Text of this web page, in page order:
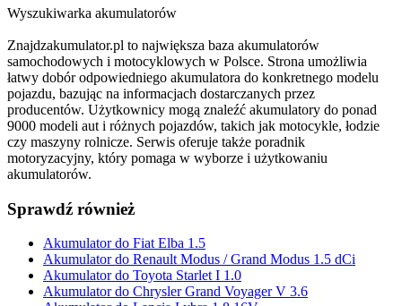
Wyszukiwarka akumulatorów
Znajdzakumulator.pl to największa baza akumulatorów
samochodowych i motocyklowych w Polsce. Strona umożliwia
łatwy dobór odpowiedniego akumulatora do konkretnego modelu
pojazdu, bazując na informacjach dostarczanych przez
producentów. Użytkownicy mogą znaleźć akumulatory do ponad
9000 modeli aut i różnych pojazdów, takich jak motocykle, łodzie
czy maszyny rolnicze. Serwis oferuje także poradnik
motoryzacyjny, który pomaga w wyborze i użytkowaniu
akumulatorów.
Sprawdź również
Akumulator do Fiat Elba 1.5
Akumulator do Renault Modus / Grand Modus 1.5 dCi
Akumulator do Toyota Starlet I 1.0
Akumulator do Chrysler Grand Voyager V 3.6